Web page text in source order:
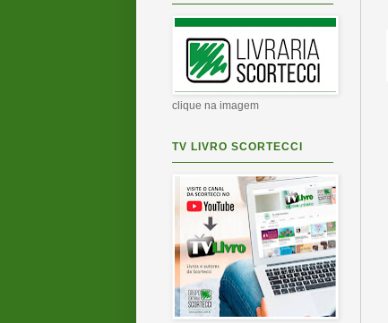
clique na imagem
TV LIVRO SCORTECCI